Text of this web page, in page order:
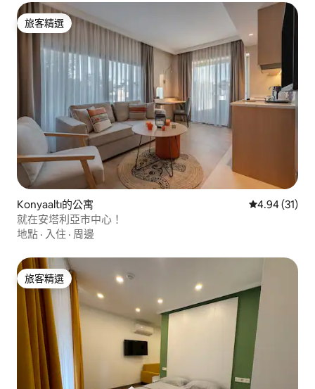
旅客精選
旅客精選
Konyaaltı的公寓 從 31 則評價
4.94 (31)
就在安塔利亞市中心！
地點 · 入住 · 周邊
旅客精選
旅客精選